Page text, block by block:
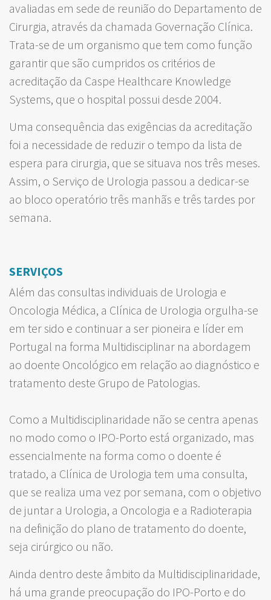
avaliadas em sede de reunião do Departamento de
Cirurgia, através da chamada Governação Clínica.
Trata-se de um organismo que tem como função
garantir que são cumpridos os critérios de
acreditação da Caspe Healthcare Knowledge
Systems, que o hospital possui desde 2004.
Uma consequência das exigências da acreditação
foi a necessidade de reduzir o tempo da lista de
espera para cirurgia, que se situava nos três meses.
Assim, o Serviço de Urologia passou a dedicar-se
ao bloco operatório três manhãs e três tardes por
semana.
SERVIÇOS
Além das consultas individuais de Urologia e
Oncologia Médica, a Clínica de Urologia orgulha-se
em ter sido e continuar a ser pioneira e líder em
Portugal na forma Multidisciplinar na abordagem
ao doente Oncológico em relação ao diagnóstico e
tratamento deste Grupo de Patologias.
Como a Multidisciplinaridade não se centra apenas
no modo como o IPO-Porto está organizado, mas
essencialmente na forma como o doente é
tratado, a Clínica de Urologia tem uma consulta,
que se realiza uma vez por semana, com o objetivo
de juntar a Urologia, a Oncologia e a Radioterapia
na definição do plano de tratamento do doente,
seja cirúrgico ou não.
Ainda dentro deste âmbito da Multidisciplinaridade,
há uma grande preocupação do IPO-Porto e do